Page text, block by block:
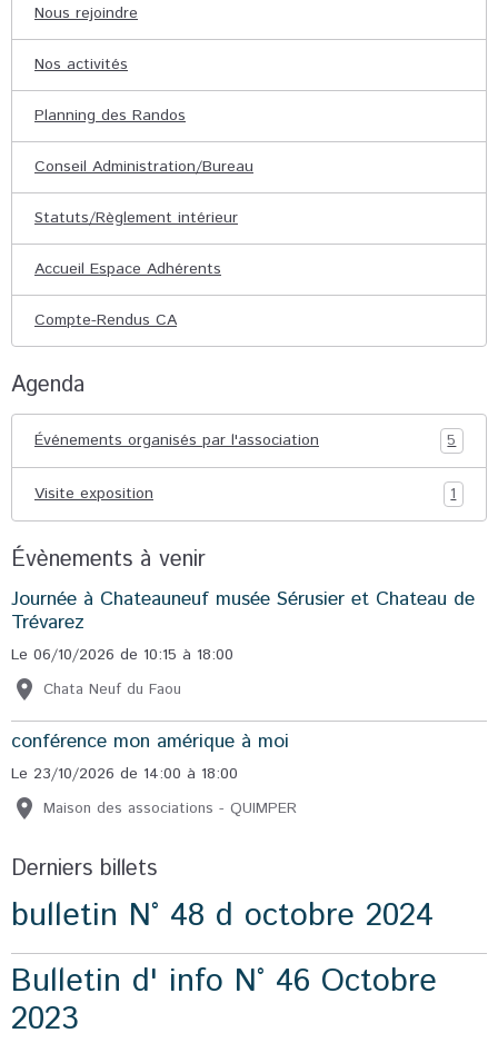
Nous rejoindre
Nos activités
Planning des Randos
Conseil Administration/Bureau
Statuts/Règlement intérieur
Accueil Espace Adhérents
Compte-Rendus CA
Agenda
Événements organisés par l'association 5
Visite exposition 1
Évènements à venir
Journée à Chateauneuf musée Sérusier et Chateau de
Trévarez
Le 06/10/2026 de 10:15 à 18:00
Chata Neuf du Faou
conférence mon amérique à moi
Le 23/10/2026 de 14:00 à 18:00
Maison des associations - QUIMPER
Derniers billets
bulletin N° 48 d octobre 2024
Bulletin d' info N° 46 Octobre
2023